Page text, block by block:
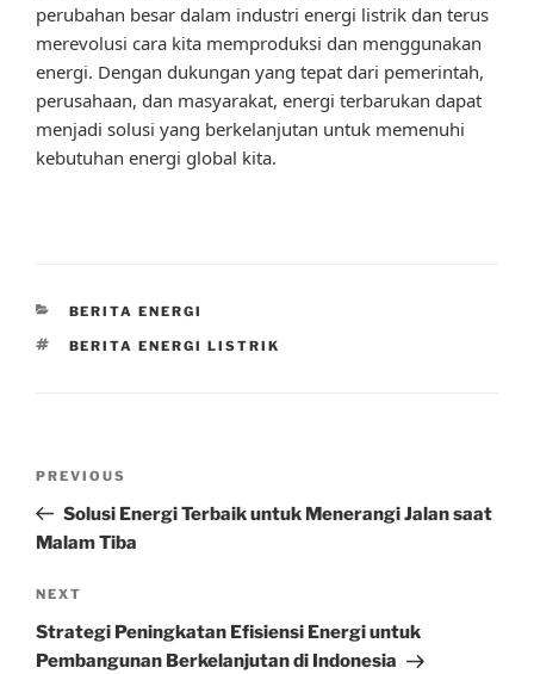
perubahan besar dalam industri energi listrik dan terus
merevolusi cara kita memproduksi dan menggunakan
energi. Dengan dukungan yang tepat dari pemerintah,
perusahaan, dan masyarakat, energi terbarukan dapat
menjadi solusi yang berkelanjutan untuk memenuhi
kebutuhan energi global kita.
CATEGORIES
BERITA ENERGI
TAGS
BERITA ENERGI LISTRIK
Previous
Post
PREVIOUS
Solusi Energi Terbaik untuk Menerangi Jalan saat
Malam Tiba
Next
Post
NEXT
Strategi Peningkatan Efisiensi Energi untuk
Pembangunan Berkelanjutan di Indonesia